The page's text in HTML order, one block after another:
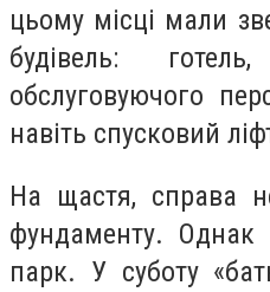
цьому місці мали
будівель:
обслуговуючого
навіть спусковий
На щастя, справа
фундаменту. Однак
парк. У суботу